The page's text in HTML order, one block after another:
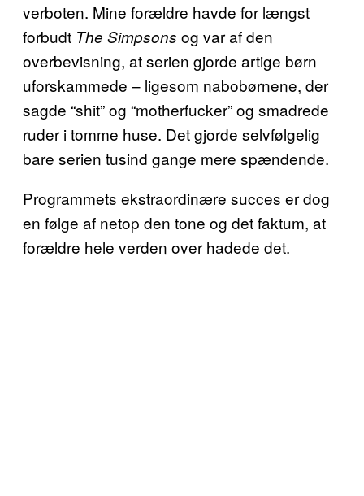
verboten. Mine forældre havde for længst
forbudt The Simpsons og var af den
overbevisning, at serien gjorde artige børn
uforskammede – ligesom nabobørnene, der
sagde “shit” og “motherfucker” og smadrede
ruder i tomme huse. Det gjorde selvfølgelig
bare serien tusind gange mere spændende.
Programmets ekstraordinære succes er dog
en følge af netop den tone og det faktum, at
forældre hele verden over hadede det.